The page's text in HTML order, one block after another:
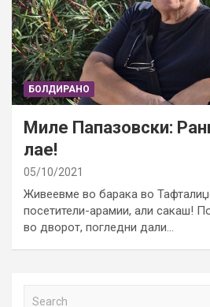
БОЛДИРАНО
Миле Папазовски:
лае!
05/10/2021
Живеевме во барака во
посетители-арамии, али сакаш!
во дворот, погледни дали…